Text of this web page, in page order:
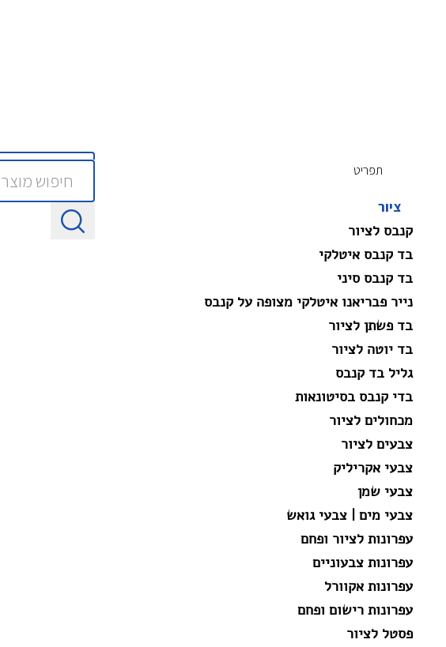
תפריט
ציור
קנבס לציור
בד קנבס איטלקי
בד קנבס סיני
נייר פבריאנו איטלקי מצופה על קנבס
בד פשתן לציור
בד יוטה לציור
גליל בד קנבס
בדי קנבס בסיטונאות
מכחולים לציור
צבעים לציור
צבעי אקריליק
צבעי שמן
צבעי מים | צבעי גואש
עפרונות לציור ופחם
עפרונות צבעוניים
עפרונות אקוורל
עפרונות רישום ופחם
פסטל לציור